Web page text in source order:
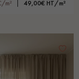
m² 49,00€ HT/m²